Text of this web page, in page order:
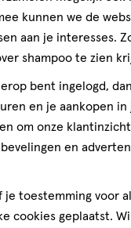
.99
met één,Bijna
€35 Gratis
kunnen we de
aan je interesses.
shampoo te zien
bent ingelogd,
en je aankopen
om onze
en
toestemming voor
cookies geplaatst.